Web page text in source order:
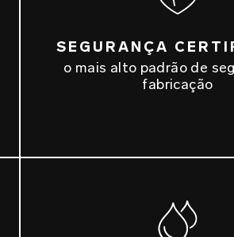
SEGURANÇA
o mais alto padrão de
fabricação